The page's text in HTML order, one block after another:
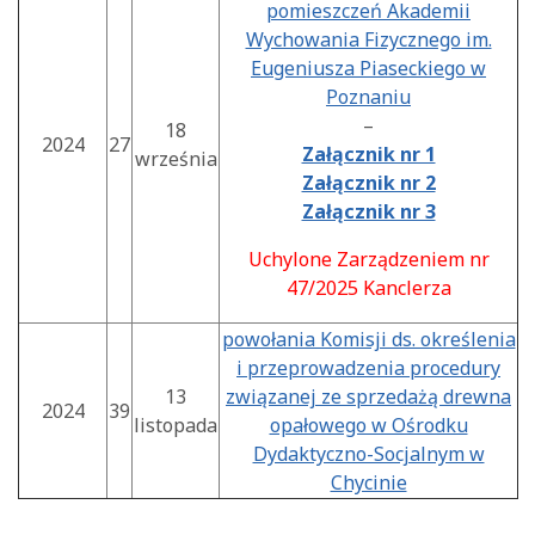
2024 27
18
września
pomieszczeń Akademii
Wychowania Fizycznego im.
Eugeniusza Piaseckiego w
Poznaniu
–
Załącznik nr 1
Załącznik nr 2
Załącznik nr 3
Uchylone Zarządzeniem nr
47/2025 Kanclerza
2024 39
13
listopada
powołania Komisji ds. określenia
i przeprowadzenia procedury
związanej ze sprzedażą drewna
opałowego w Ośrodku
Dydaktyczno-Socjalnym w
Chycinie